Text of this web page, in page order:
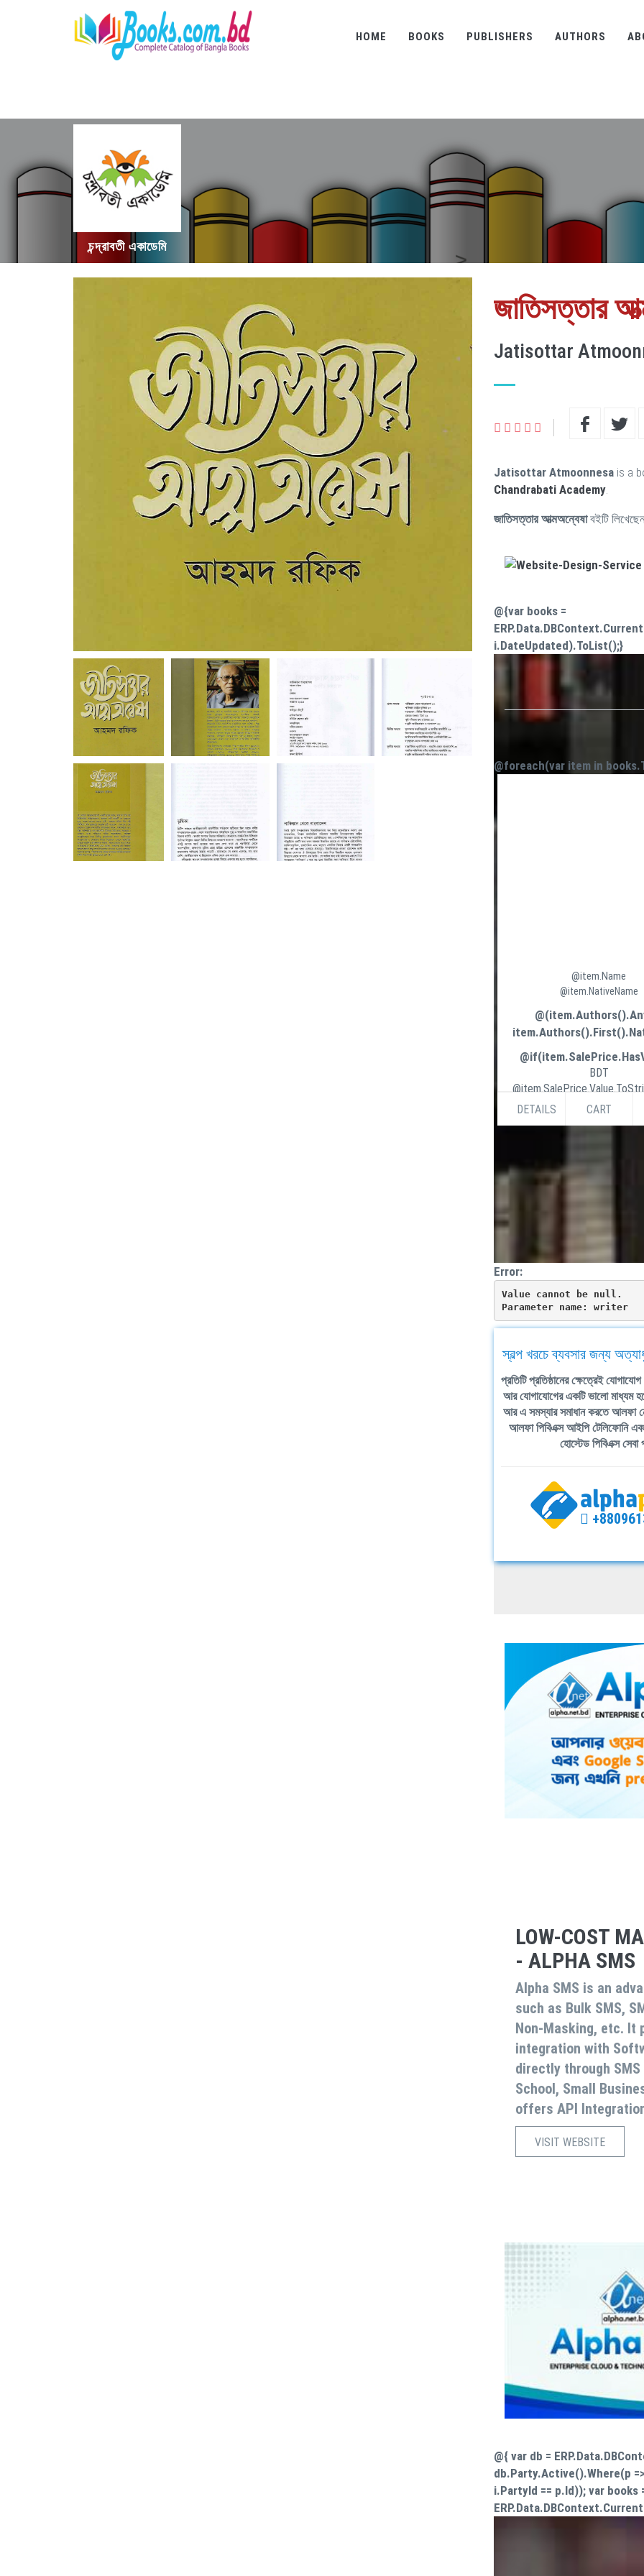
HOME BOOKS PUBLISHERS AUTHORS
চন্দ্রাবতী একাডেমি
জাতিসত্তার
Jatisottar
Jatisottar Atmoonnesa is a
Chandrabati Academy.
জাতিসত্তার আত্মঅন্বেষাবইটি
@{var books =
i.DateUpdated).ToList();}
@foreach(var item in
@item.Name
@item.NativeName
BDT
BDT
DETAILS CART
Error:
Value cannot be null.
Parameter name: writer
স্বল্প খরচে ব্যবসার জন্য
প্রতিটি প্রতিষ্ঠানের ক্ষেত্রেই
আর যোগাযোগের একটি ভালো মাধ্যম
আর এ সমস্যার সমাধান করতে আলফা
আলফা পিবিএক্স আইপি টেলিফোনি এবং
হোস্টেড পিবিএক্স
LOW-COST
- ALPHA SMS
Alpha SMS is an
such as Bulk SMS,
Non-Masking, etc. It
integration with
directly through
School, Small
offers API
VISIT WEBSITE
@{ var db =
db.Party.Active().Where(p
i.PartyId == p.Id)); var books